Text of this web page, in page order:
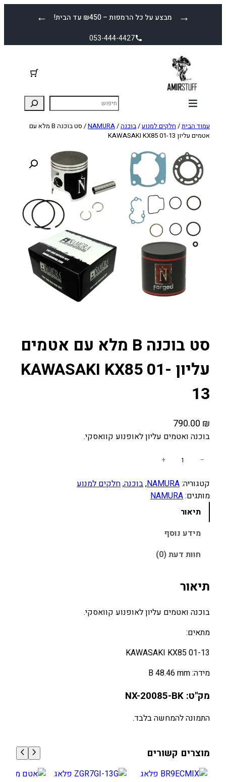
← מבצע על כל הרמפות – ₪450 עד הבית! →
053-444-4427
עמוד הבית/ חלקים למנוע/בוכנה/
NAMURA
/ סט בוכנה B מלא עם
אטמים עליון KAWASAKI KX85 01-13
סט בוכנה B מלא עם אטמים
עליון KAWASAKI KX85 01-
13
790.00 ₪
בוכנה ואטמים עליון לאופנוע קוואסקי.
ו
ת
ל
כ
נ
B
מ
א
ם
א
מ
ע
−
+
קטגוריה:NAMURA
, בוכנה, חלקים למנוע
מותגים:NAMURA
תיאור
מידע נוסף
חוות דעת (0)
תיאור
בוכנה ואטמים עליון לאופנוע קוואסקי.
מתאים:
KAWASAKI KX85 01-13
מידה: B 48.46 mm
מק"ט: NX-20085-BK
התמונה להמחשה בלבד.
מוצרים קשורים